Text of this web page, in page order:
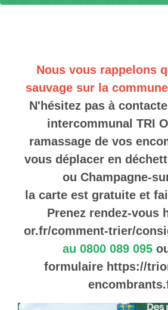
Nous vous rappelons
sauvage sur la
N'hésitez pas à
intercommunal TRI
ramassage de vos
vous déplacer en
ou Champagne-
la carte est gratuite et
Prenez rendez-vous
or.fr/comment-trier/
au 0800 089 095
formulaire https://